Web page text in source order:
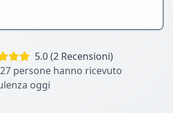
5.0 (2 Recensioni)
persone hanno ricevuto
oggi